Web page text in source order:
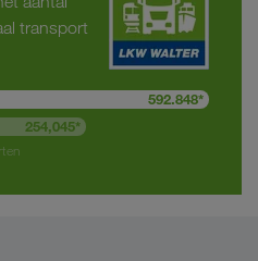
transport
592.848*
254,045*